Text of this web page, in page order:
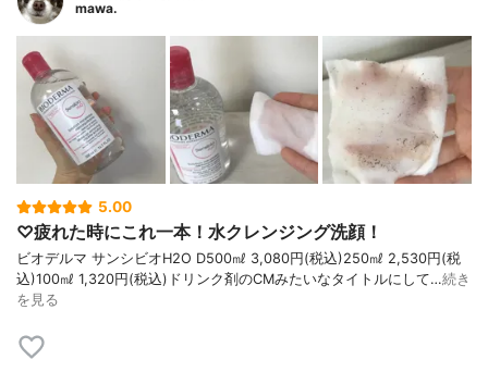
mawa.
5.00
♡疲れた時にこれ一本！水クレンジング洗顔！
ビオデルマ サンシビオH2O D500㎖ 3,080円(税込)250㎖ 2,530円(税
込)100㎖ 1,320円(税込)ドリンク剤のCMみたいなタイトルにして…続き
を見る